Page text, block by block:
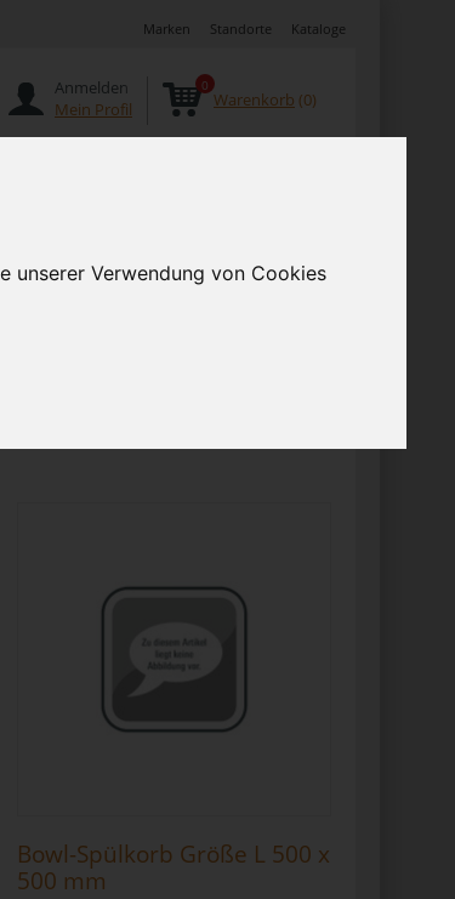
unserer Verwendung von Cookies
Marken Standorte Kataloge
Anmelden
Mein Profil
Warenkorb (0)
0
Bowl-Spülkorb Größe L 500 x
500 mm